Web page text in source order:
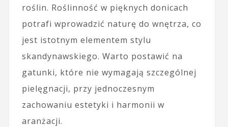
roślin. Roślinność w pięknych donicach
potrafi wprowadzić naturę do wnętrza, co
jest istotnym elementem stylu
skandynawskiego. Warto postawić na
gatunki, które nie wymagają szczególnej
pielęgnacji, przy jednoczesnym
zachowaniu estetyki i harmonii w
aranżacji.